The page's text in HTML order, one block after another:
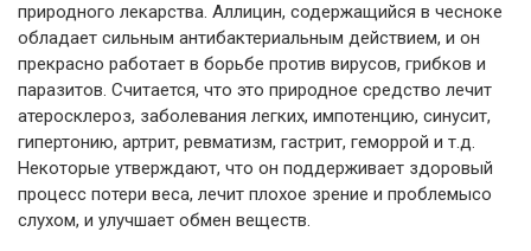
природного лекарства. Аллицин, содержащийся в чесноке
обладает сильным антибактериальным действием, и он
прекрасно работает в борьбе против вирусов, грибков и
паразитов. Считается, что это природное средство лечит
атеросклероз, заболевания легких, импотенцию, синусит,
гипертонию, артрит, ревматизм, гастрит, геморрой и т.д.
Некоторые утверждают, что он поддерживает здоровый
процесс потери веса, лечит плохое зрение и проблемысо
слухом, и улучшает обмен веществ.